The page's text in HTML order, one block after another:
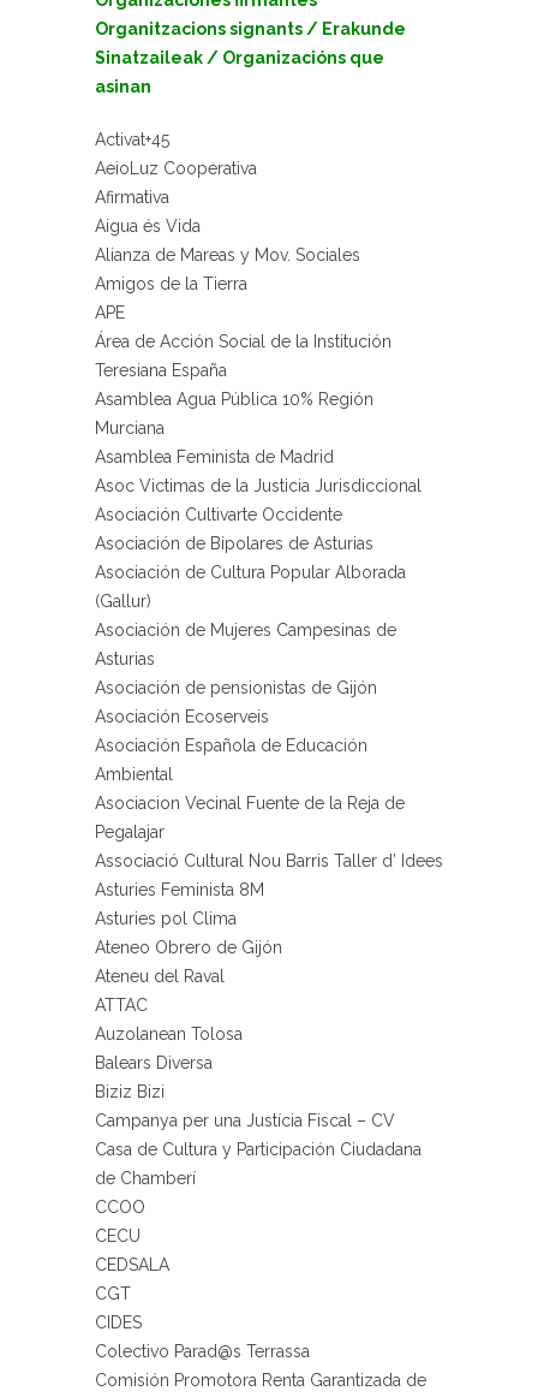
Organitzacions signants / Erakunde
Sinatzaileak / Organizacións que
asinan
Activat+45
AeioLuz Cooperativa
Afirmativa
Aigua és Vida
Alianza de Mareas y Mov. Sociales
Amigos de la Tierra
APE
Área de Acción Social de la Institución
Teresiana España
Asamblea Agua Pública 10% Región
Murciana
Asamblea Feminista de Madrid
Asoc Victimas de la Justicia Jurisdiccional
Asociación Cultivarte Occidente
Asociación de Bipolares de Asturias
Asociación de Cultura Popular Alborada
(Gallur)
Asociación de Mujeres Campesinas de
Asturias
Asociación de pensionistas de Gijón
Asociación Ecoserveis
Asociación Española de Educación
Ambiental
Asociacion Vecinal Fuente de la Reja de
Pegalajar
Associació Cultural Nou Barris Taller d’ Idees
Asturies Feminista 8M
Asturies pol Clima
Ateneo Obrero de Gijón
Ateneu del Raval
ATTAC
Auzolanean Tolosa
Balears Diversa
Biziz Bizi
Campanya per una Justícia Fiscal – CV
Casa de Cultura y Participación Ciudadana
de Chamberí
CCOO
CECU
CEDSALA
CGT
CIDES
Colectivo Parad@s Terrassa
Comisión Promotora Renta Garantizada de